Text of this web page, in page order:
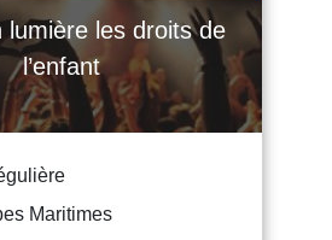
lumière les droits de
l’enfant
Maritimes